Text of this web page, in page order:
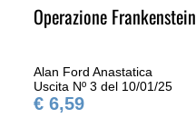
Operazione Frankenstein
Alan Ford Anastatica
Uscita Nº 3 del 10/01/25
€ 6,59